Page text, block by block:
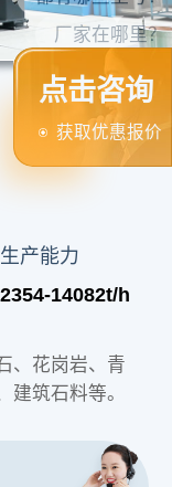
厂家在哪里？
点击咨询
获取优惠报价
生产能力
2354-14082t/h
、花岗岩、青
建筑石料等。